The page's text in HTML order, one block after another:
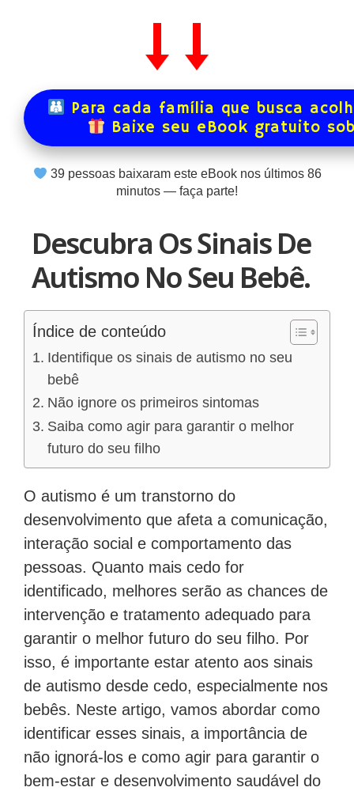
Para cada família que busca
Baixe seu eBook gratuito
39pessoas baixaram este eBook nos últimos 86
minutos — faça parte!
Descubra Os Sinais De
Autismo No Seu Bebê.
Índice de conteúdo
Identifique os sinais de autismo no seu
bebê
Não ignore os primeiros sintomas
Saiba como agir para garantir o melhor
futuro do seu filho
O autismo é um transtorno do
desenvolvimento que afeta a comunicação,
interação social e comportamento das
pessoas. Quanto mais cedo for
identificado, melhores serão as chances de
intervenção e tratamento adequado para
garantir o melhor futuro do seu filho. Por
isso, é importante estar atento aos sinais
de autismo desde cedo, especialmente nos
bebês. Neste artigo, vamos abordar como
identificar esses sinais, a importância de
não ignorá-los e como agir para garantir o
bem-estar e desenvolvimento saudável do